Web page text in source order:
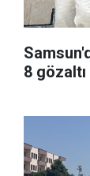
8 gözaltı